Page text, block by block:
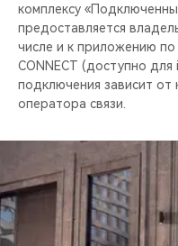
комплексу
предоставляется
числе и к приложению по
CONNECT (доступно
подключения зависит от
оператора связи.